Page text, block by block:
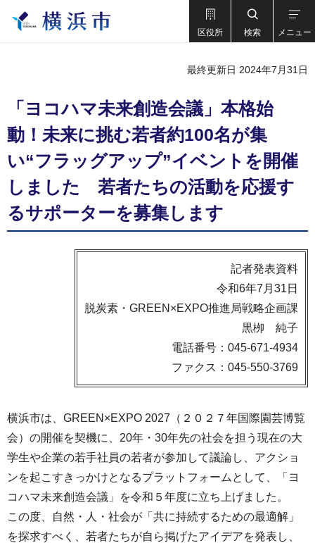
区役所 検索 メニュー
最終更新日 2024年7月31日
「ヨコハマ未来創造会議」本格始
動！未来に挑む若者約100名が集
い“フラッグアップ”イベントを開催
しました 若者たちの活動を応援す
るサポーターを募集します
記者発表資料
令和6年7月31日
脱炭素・GREEN×EXPO推進局戦略企画課
黒栁 純子
電話番号：045-671-4934
ファクス：045-550-3769
横浜市は、GREEN×EXPO 2027（２０２７年国際園芸博覧
会）の開催を契機に、20年・30年先の社会を担う現在の大
学生や企業の若手社員の若者が参加して議論し、アクショ
ンを起こすきっかけとなるプラットフォームとして、「ヨ
コハマ未来創造会議」を令和５年度に立ち上げました。
この度、自然・人・社会が「共に持続するための最適解」
を探求すべく、若者たちが自ら掲げたアイデアを発表し、